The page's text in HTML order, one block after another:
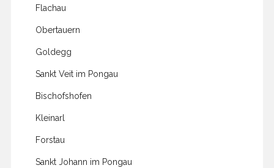
Flachau
Obertauern
Goldegg
Sankt Veit im Pongau
Bischofshofen
Kleinarl
Forstau
Sankt Johann im Pongau